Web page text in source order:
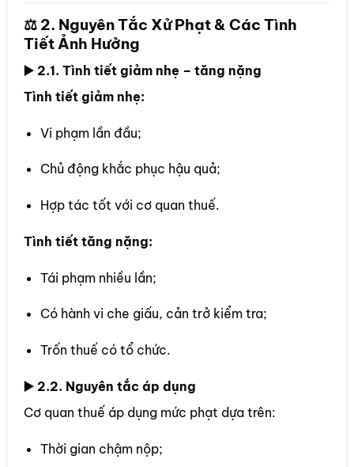
⚖️ 2. Nguyên Tắc Xử Phạt & Các Tình
Tiết Ảnh Hưởng
▶️ 2.1. Tình tiết giảm nhẹ – tăng nặng
Tình tiết giảm nhẹ:
Vi phạm lần đầu;
Chủ động khắc phục hậu quả;
Hợp tác tốt với cơ quan thuế.
Tình tiết tăng nặng:
Tái phạm nhiều lần;
Có hành vi che giấu, cản trở kiểm tra;
Trốn thuế có tổ chức.
▶️ 2.2. Nguyên tắc áp dụng
Cơ quan thuế áp dụng mức phạt dựa trên:
Thời gian chậm nộp;